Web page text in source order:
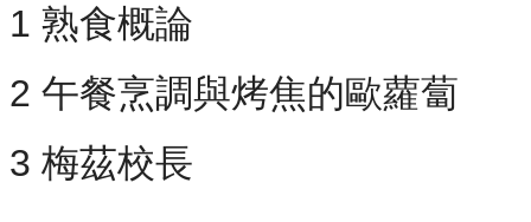
1 熟食概論
2 午餐烹調與烤焦的歐蘿蔔
3 梅茲校長